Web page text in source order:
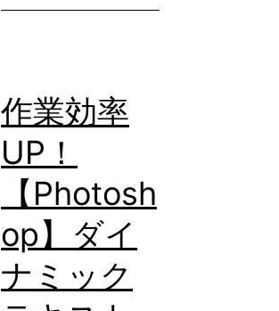
失
な
い！
WEB
デ
イ
ン
作業効率
UP！
【Photosh
op】ダイ
ナミック